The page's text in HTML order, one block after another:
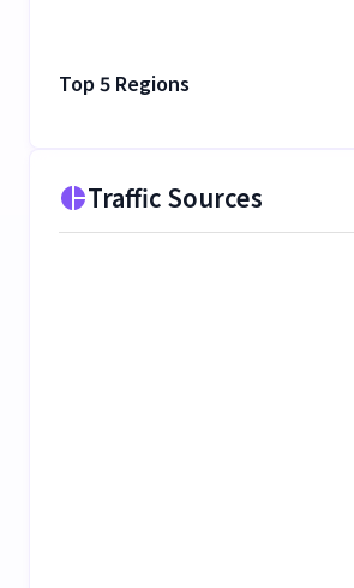
Top 5 Regions
Traffic Sources